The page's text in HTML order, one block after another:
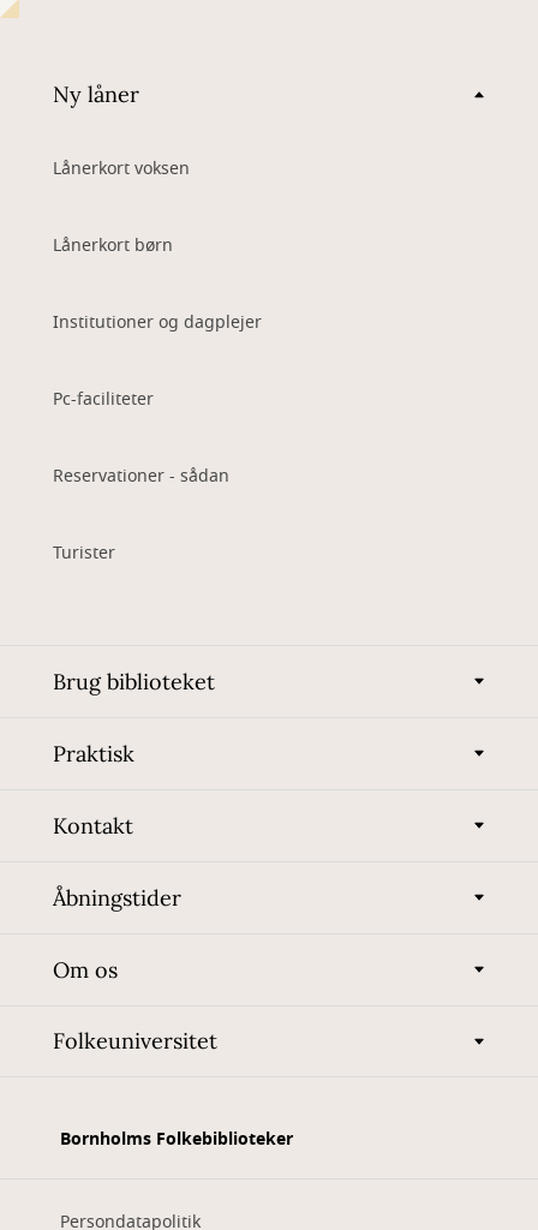
Ny låner
Lånerkort voksen
Lånerkort børn
Institutioner og dagplejer
Pc-faciliteter
Reservationer - sådan
Turister
Brug biblioteket
Praktisk
Kontakt
Åbningstider
Om os
Folkeuniversitet
Bornholms Folkebiblioteker
Persondatapolitik